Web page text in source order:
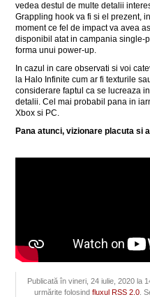
vedea destul de multe detalii
Grappling hook va fi si el prezent,
moment ce fel de impact va avea
disponibil atat in campania single-
forma unui power-up.
In cazul in care observati si voi
la Halo Infinite cum ar fi texturile
considerare faptul ca se lucreaza
detalii. Cel mai probabil pana in
Xbox si PC.
Pana atunci, vizionare placuta si
Publicată în vineri, 24 iulie, 2020 la
urmărite folosindfluxul RSS 2.0 .